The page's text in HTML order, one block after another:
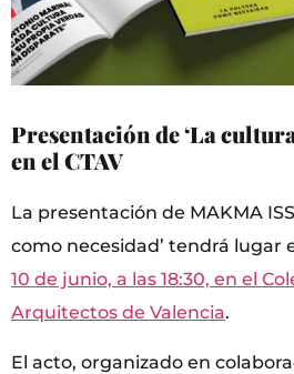
Presentación de ‘La
en el CTAV
La presentación de MAKMA
como necesidad’ tendrá lugar
10 de junio, a las 18:30, en el
Arquitectos de Valencia.
El acto, organizado en